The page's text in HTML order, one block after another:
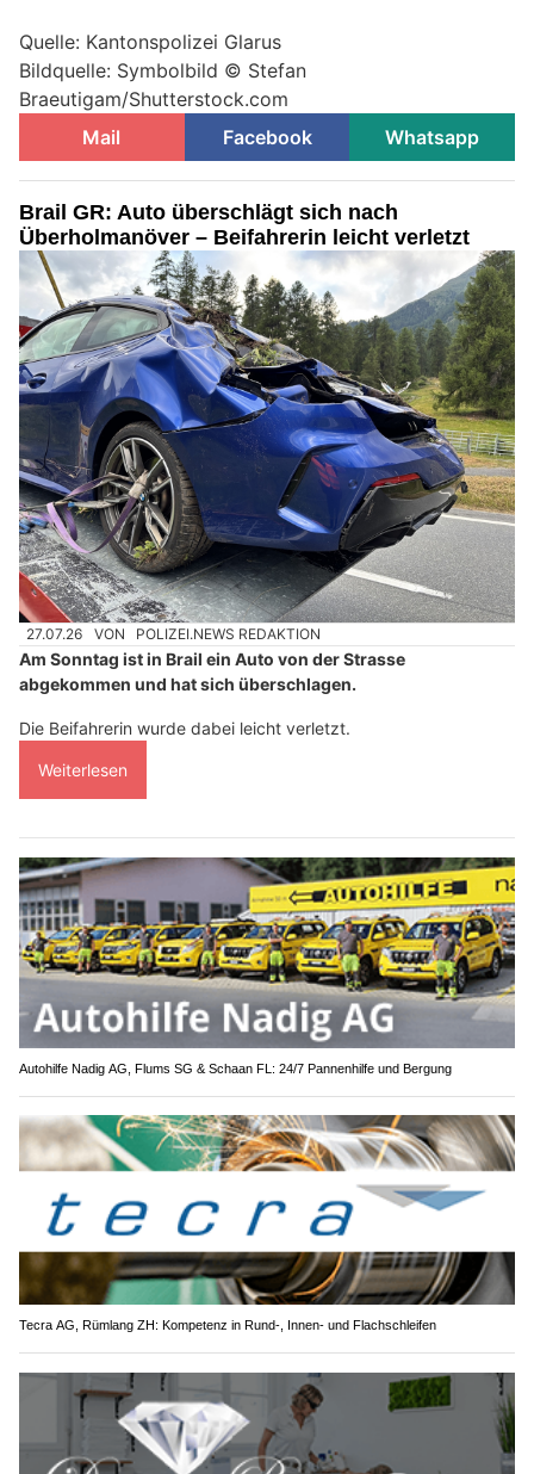
Quelle: Kantonspolizei Glarus
Bildquelle: Symbolbild © Stefan
Braeutigam/Shutterstock.com
Mail
Facebook Whatsapp
Brail GR: Auto überschlägt sich nach
Überholmanöver – Beifahrerin leicht verletzt
27.07.26 VON POLIZEI.NEWS REDAKTION
Am Sonntag ist in Brail ein Auto von der Strasse
abgekommen und hat sich überschlagen.
Die Beifahrerin wurde dabei leicht verletzt.
Weiterlesen
Autohilfe Nadig AG, Flums SG & Schaan FL: 24/7 Pannenhilfe und Bergung
Tecra AG, Rümlang ZH: Kompetenz in Rund-, Innen- und Flachschleifen